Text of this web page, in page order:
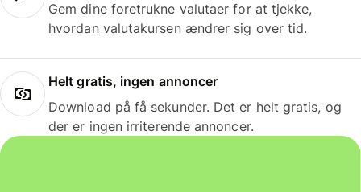
Gem dine foretrukne valutaer for at tjekke,
hvordan valutakursen ændrer sig over tid.
Helt gratis, ingen annoncer
Download på få sekunder. Det er helt gratis, og
der er ingen irriterende annoncer.